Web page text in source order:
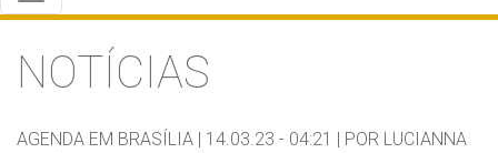
NOTÍCIAS
AGENDA EM BRASÍLIA | 14.03.23 - 04:21 | POR LUCIANNA